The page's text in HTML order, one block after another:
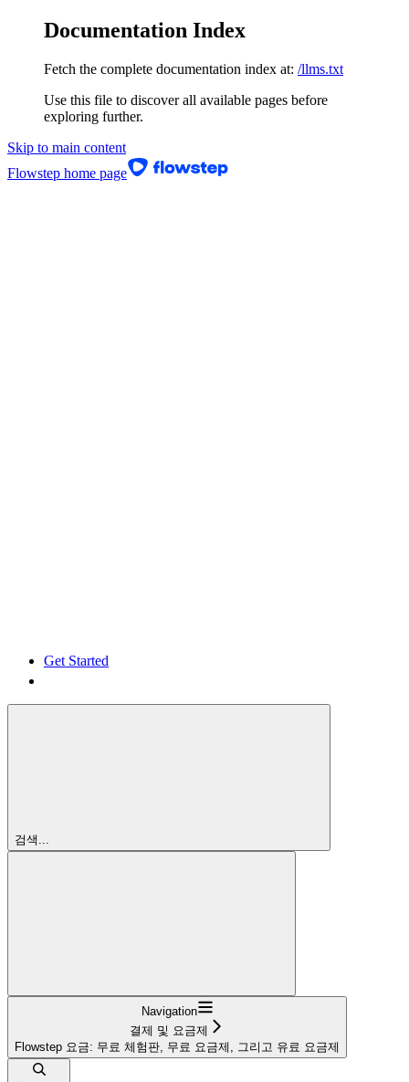
Documentation Index
Fetch the complete documentation index at: /llms.txt
Use this file to discover all available pages before
exploring further.
Skip to main content
Flowstep home page
Get Started
검색...
Navigation
결제 및 요금제
Flowstep 요금: 무료 체험판, 무료 요금제, 그리고 유료 요금제